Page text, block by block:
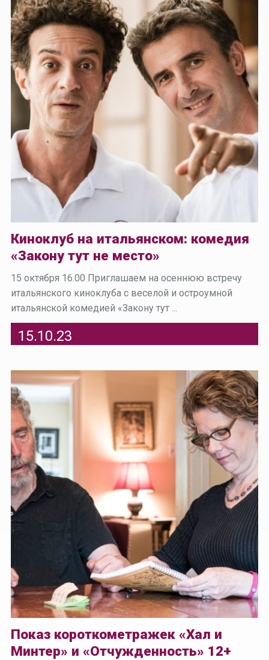
Киноклуб на итальянском: комедия
«Закону тут не место»
15 октября 16.00 Приглашаем на осеннюю встречу
итальянского киноклуба с веселой и остроумной
итальянской комедией «Закону тут ...
15.10.23
Показ короткометражек «Хал и
Минтер» и «Отчужденность» 12+